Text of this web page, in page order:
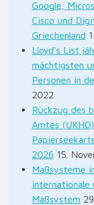
Google,
Cisco und
Griechenland
Lloyd's List
mächtigsten
Personen in
2022
Rückzug des
Amtes
2026 15.
Maßsysteme
internationale
Maßsystem